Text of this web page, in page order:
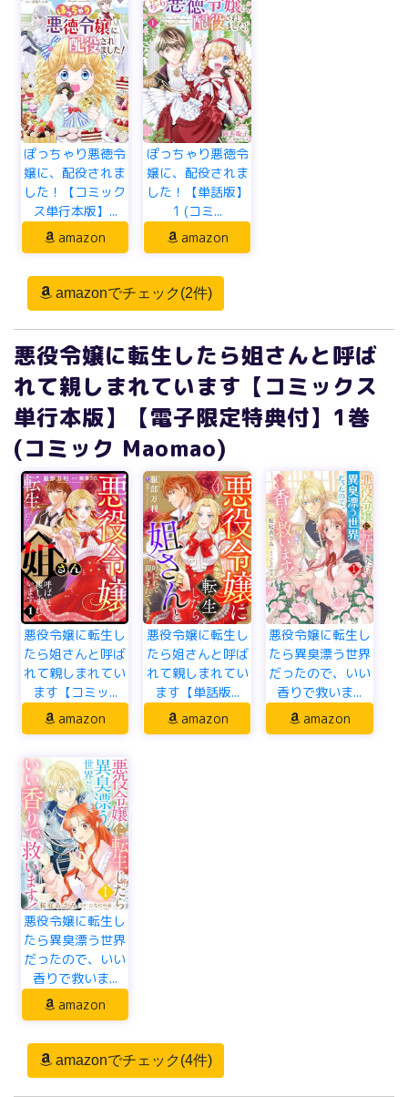
ぽっちゃり悪徳令
嬢に、配役されま
した！【コミック
ス単行本版】...
amazon
ぽっちゃり悪徳令
嬢に、配役されま
した！【単話版】
1 (コミ...
amazon
amazonでチェック(2件)
悪役令嬢に転生したら姐さんと呼ば
れて親しまれています【コミックス
単行本版】【電子限定特典付】1巻
(コミック Maomao)
悪役令嬢に転生し
たら姐さんと呼ば
れて親しまれてい
ます【コミッ...
amazon
悪役令嬢に転生し
たら姐さんと呼ば
れて親しまれてい
ます【単話版...
amazon
悪役令嬢に転生し
たら異臭漂う世界
だったので、いい
香りで救いま...
amazon
悪役令嬢に転生し
たら異臭漂う世界
だったので、いい
香りで救いま...
amazon
amazonでチェック(4件)